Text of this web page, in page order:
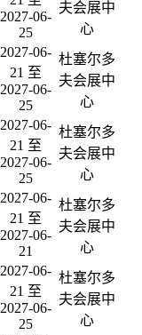
2027-06-
25
夫会展中
心
2027-06-
21 至
2027-06-
25
杜塞尔多
夫会展中
心
2027-06-
21 至
2027-06-
25
杜塞尔多
夫会展中
心
2027-06-
21 至
2027-06-
21
杜塞尔多
夫会展中
心
2027-06-
21 至
2027-06-
25
杜塞尔多
夫会展中
心